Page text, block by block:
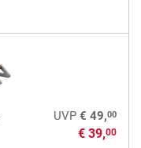
UVP € 49,00
€ 39,00